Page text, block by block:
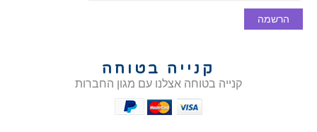
הרשמה
קנייה בטוחה
קנייה בטוחה אצלנו עם מגון החברות